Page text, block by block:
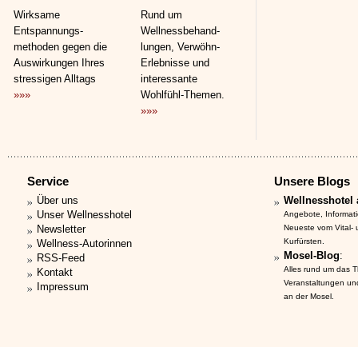
Wirksame
Entspannungs­
methoden gegen die
Auswirkungen Ihres
stressigen Alltags
»»»
Rund um
Wellnessbehand­
lungen, Verwöhn-
Erlebnisse und
interessante
Wohlfühl-Themen.
»»»
Service
Über uns
Unser Wellnesshotel
Newsletter
Wellness-Autorinnen
RSS-Feed
Kontakt
Impressum
Unsere Blogs
Wellnesshotel
Angebote,
Neueste vom Vital-
Kurfürsten.
Mosel-Blog:
Alles rund um das
Veranstaltungen
an der Mosel.